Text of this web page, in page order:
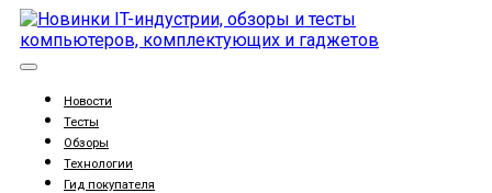
Новости
Тесты
Обзоры
Технологии
Гид покупателя